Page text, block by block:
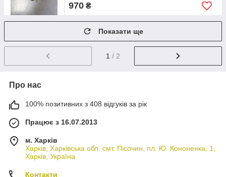
970 ₴
Показати ще
1 / 2
Про нас
100% позитивних з 408 відгуків за рік
Працює з 16.07.2013
м. Харків
Харків, Харківська обл. смт. Пісочин, пл. Ю. Кононенка, 1,
Харків, Україна
Контакти